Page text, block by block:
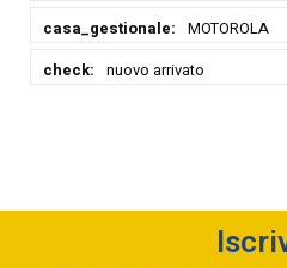
MOTOROLA
nuovo arrivato